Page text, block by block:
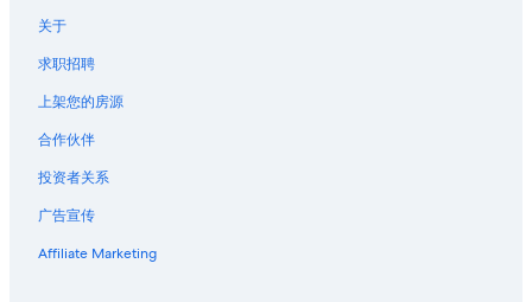
关于
求职招聘
上架您的房源
合作伙伴
投资者关系
广告宣传
Affiliate Marketing